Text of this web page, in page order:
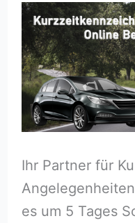
Ihr Partner für
es um 5 Tages